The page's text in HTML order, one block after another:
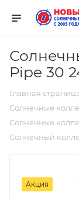
Pipe 30
Главная
Солнечные
Солнечные
Солнечный
Акция